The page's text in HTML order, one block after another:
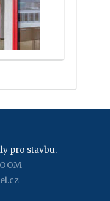
pro stavbu.